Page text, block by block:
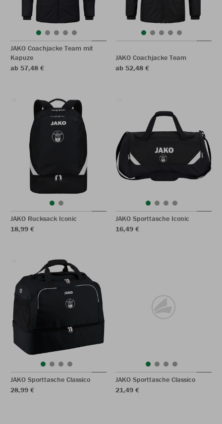
JAKO Coachjacke Team mit
Kapuze
ab 57,48 €
JAKO Coachjacke Team
ab 52,48 €
JAKO Rucksack Iconic
18,99 €
JAKO Sporttasche Iconic
16,49 €
JAKO Sporttasche Classico
28,99 €
JAKO Sporttasche Classico
21,49 €